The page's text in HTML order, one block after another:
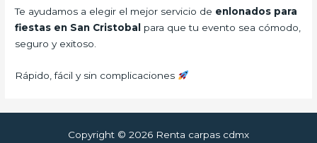
Te ayudamos a elegir el mejor servicio de enlonados para
fiestas en San Cristobal
para que tu evento sea cómodo,
seguro y exitoso.
Rápido, fácil y sin complicaciones
Copyright © 2026 Renta carpas cdmx